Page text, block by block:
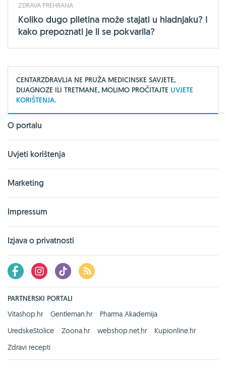
ZDRAVA PREHRANA
Koliko dugo piletina može stajati u hladnjaku? I
kako prepoznati je li se pokvarila?
CENTARZDRAVLJA NE PRUŽA MEDICINSKE SAVJETE,
DIJAGNOZE ILI TRETMANE, MOLIMO PROČITAJTE UVJETE
KORIŠTENJA.
O portalu
Uvjeti korištenja
Marketing
Impressum
Izjava o privatnosti
PARTNERSKI PORTALI
Vitashop.hr
Gentleman.hr
Pharma Akademija
UredskeStolice
Zoona.hr webshop.net.hr
Kupionline.hr
Zdravi recepti